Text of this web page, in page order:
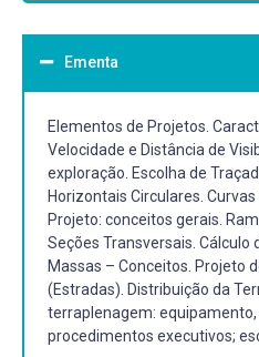
Ementa
Elementos de Projetos.
Velocidade e Distância de
exploração. Escolha de
Horizontais Circulares.
Projeto: conceitos gerais.
Seções Transversais. Cálculo
Massas – Conceitos. Projeto
(Estradas). Distribuição da
terraplenagem: equipamento,
procedimentos executivos;